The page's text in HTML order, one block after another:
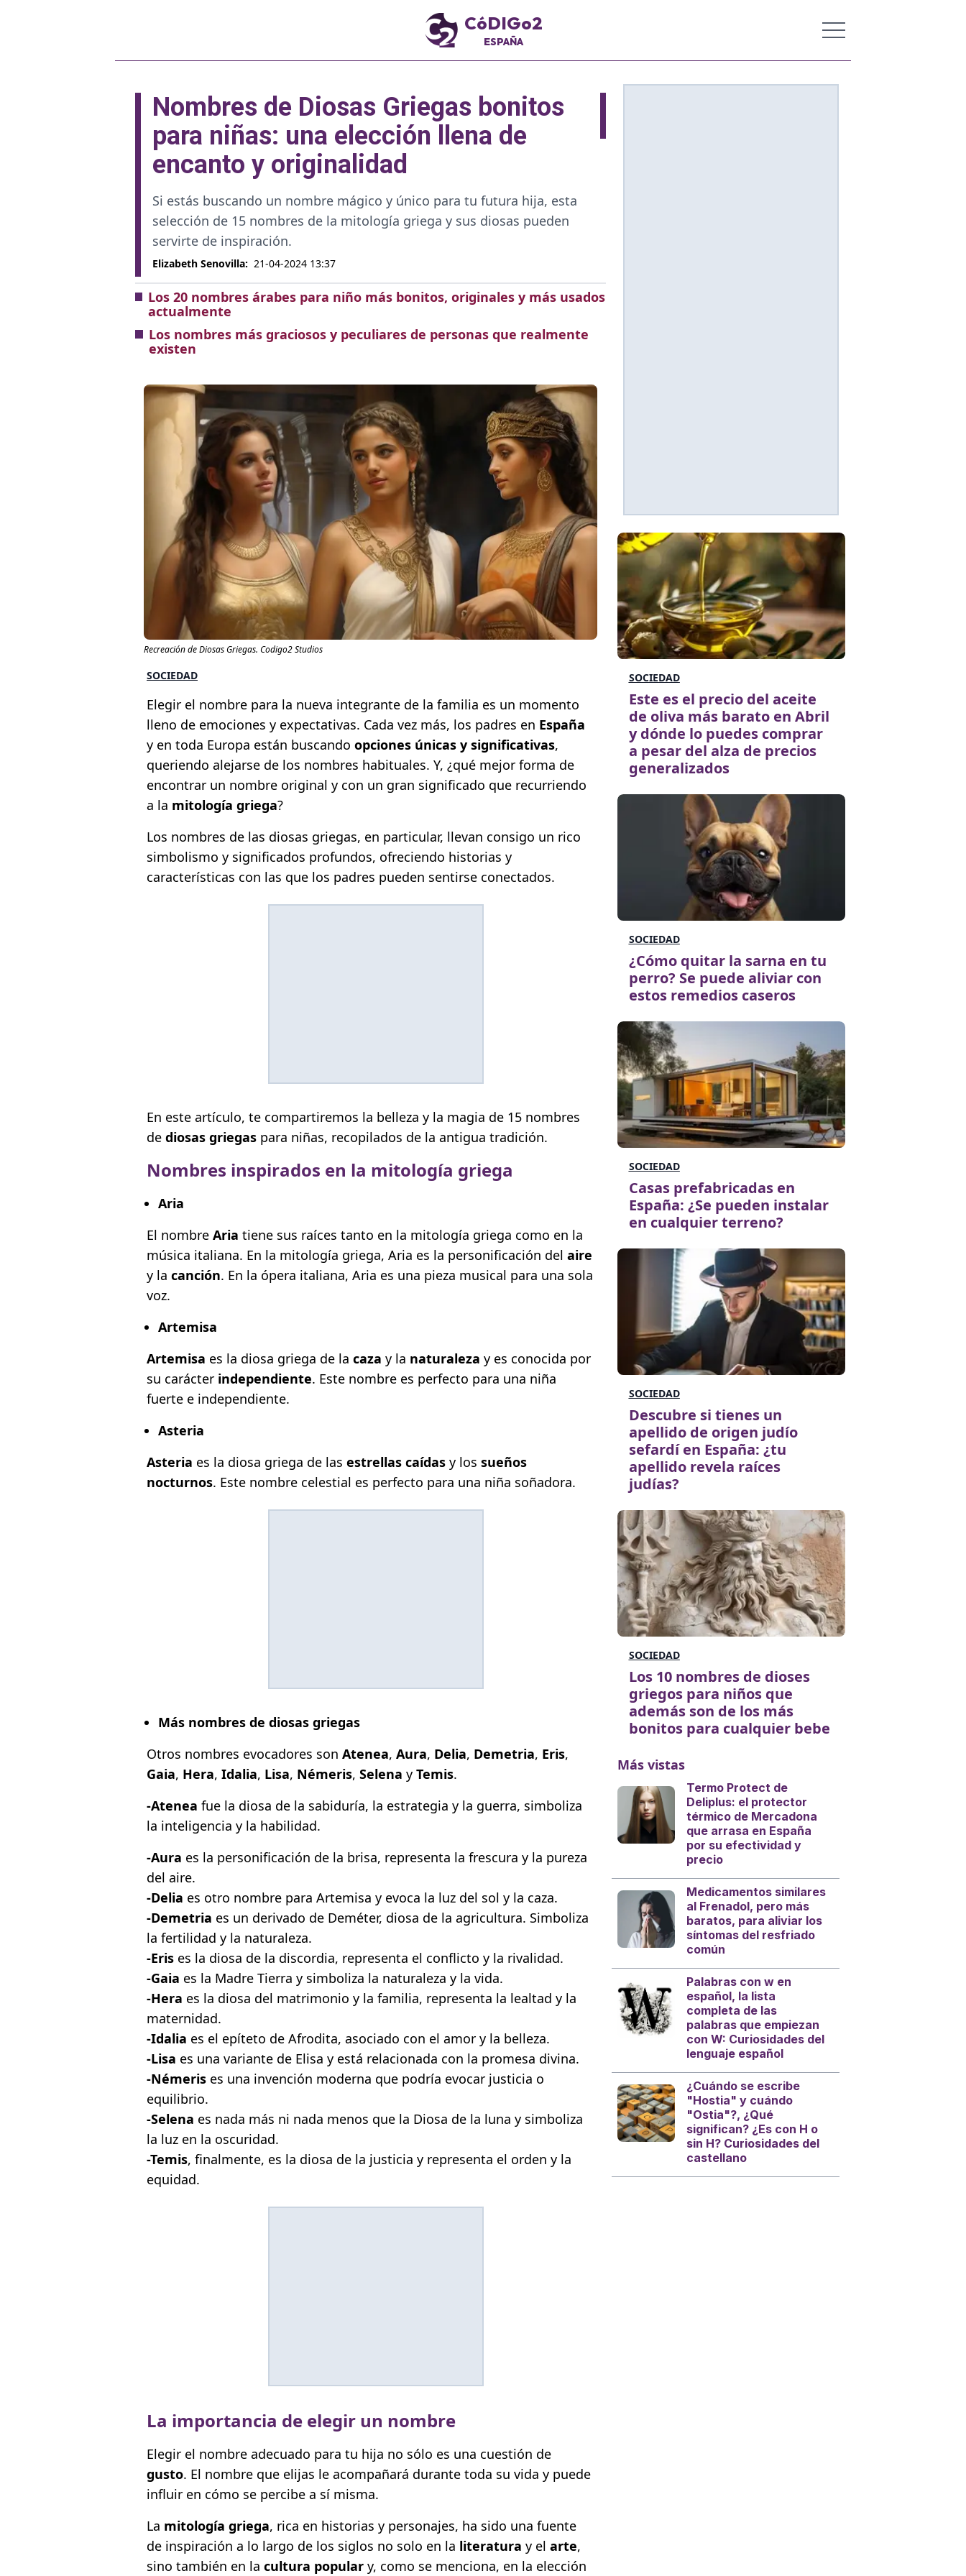
CóDIGo2
ESPAÑA
Nombres de Diosas Griegas bonitos
para niñas: una elección llena de
encanto y originalidad
Si estás buscando un nombre mágico y único para tu futura hija, esta
selección de 15 nombres de la mitología griega y sus diosas pueden
servirte de inspiración.
Elizabeth Senovilla: 21-04-2024 13:37
Los 20 nombres árabes para niño más bonitos, originales y más usados
actualmente
Los nombres más graciosos y peculiares de personas que realmente
existen
Recreación de Diosas Griegas. Codigo2 Studios
SOCIEDAD
Elegir el nombre para la nueva integrante de la familia es un momento
lleno de emociones y expectativas. Cada vez más, los padres en España
y en toda Europa están buscando opciones únicas y significativas,
queriendo alejarse de los nombres habituales. Y, ¿qué mejor forma de
encontrar un nombre original y con un gran significado que recurriendo
a la mitología griega?
Los nombres de las diosas griegas, en particular, llevan consigo un rico
simbolismo y significados profundos, ofreciendo historias y
características con las que los padres pueden sentirse conectados.
En este artículo, te compartiremos la belleza y la magia de 15 nombres
de diosas griegas para niñas, recopilados de la antigua tradición.
Nombres inspirados en la mitología griega
Aria
El nombre Aria tiene sus raíces tanto en la mitología griega como en la
música italiana. En la mitología griega, Aria es la personificación del aire
y la canción. En la ópera italiana, Aria es una pieza musical para una sola
voz.
Artemisa
Artemisa es la diosa griega de la caza y la naturaleza y es conocida por
su carácter independiente. Este nombre es perfecto para una niña
fuerte e independiente.
Asteria
Asteria es la diosa griega de las estrellas caídas y los sueños
nocturnos. Este nombre celestial es perfecto para una niña soñadora.
Más nombres de diosas griegas
Otros nombres evocadores son Atenea, Aura, Delia, Demetria, Eris,
Gaia, Hera, Idalia, Lisa, Némeris, Selena y Temis.
-Atenea fue la diosa de la sabiduría, la estrategia y la guerra, simboliza
la inteligencia y la habilidad.
-Aura es la personificación de la brisa, representa la frescura y la pureza
del aire.
-Delia es otro nombre para Artemisa y evoca la luz del sol y la caza.
-Demetria es un derivado de Deméter, diosa de la agricultura. Simboliza
la fertilidad y la naturaleza.
-Eris es la diosa de la discordia, representa el conflicto y la rivalidad.
-Gaia es la Madre Tierra y simboliza la naturaleza y la vida.
-Hera es la diosa del matrimonio y la familia, representa la lealtad y la
maternidad.
-Idalia es el epíteto de Afrodita, asociado con el amor y la belleza.
-Lisa es una variante de Elisa y está relacionada con la promesa divina.
-Némeris es una invención moderna que podría evocar justicia o
equilibrio.
-Selena es nada más ni nada menos que la Diosa de la luna y simboliza
la luz en la oscuridad.
-Temis, finalmente, es la diosa de la justicia y representa el orden y la
equidad.
La importancia de elegir un nombre
Elegir el nombre adecuado para tu hija no sólo es una cuestión de
gusto. El nombre que elijas le acompañará durante toda su vida y puede
influir en cómo se percibe a sí misma.
La mitología griega, rica en historias y personajes, ha sido una fuente
de inspiración a lo largo de los siglos no solo en la literatura y el arte,
sino también en la cultura popular y, como se menciona, en la elección
SOCIEDAD
Este es el precio del aceite
de oliva más barato en Abril
y dónde lo puedes comprar
a pesar del alza de precios
generalizados
SOCIEDAD
¿Cómo quitar la sarna en tu
perro? Se puede aliviar con
estos remedios caseros
SOCIEDAD
Casas prefabricadas en
España: ¿Se pueden instalar
en cualquier terreno?
SOCIEDAD
Descubre si tienes un
apellido de origen judío
sefardí en España: ¿tu
apellido revela raíces
judías?
SOCIEDAD
Los 10 nombres de dioses
griegos para niños que
además son de los más
bonitos para cualquier bebe
Más vistas
Termo Protect de
Deliplus: el protector
térmico de Mercadona
que arrasa en España
por su efectividad y
precio
Medicamentos similares
al Frenadol, pero más
baratos, para aliviar los
síntomas del resfriado
común
Palabras con w en
español, la lista
completa de las
palabras que empiezan
con W: Curiosidades del
lenguaje español
¿Cuándo se escribe
"Hostia" y cuándo
"Ostia"?, ¿Qué
significan? ¿Es con H o
sin H? Curiosidades del
castellano